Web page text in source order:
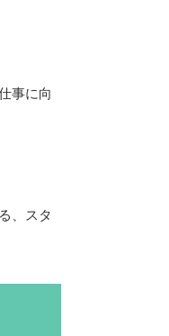
事に向
、スタ